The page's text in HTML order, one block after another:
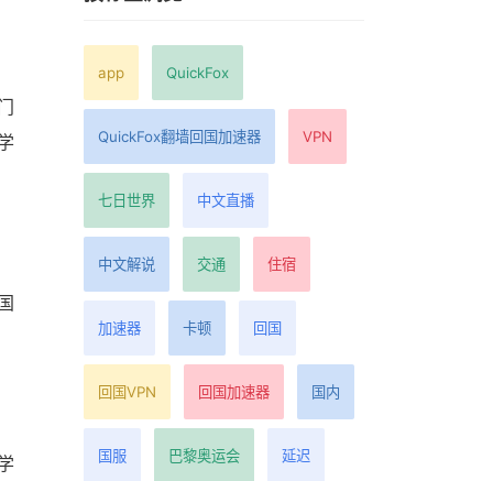
app QuickFox
QuickFox翻墙回国加速器 VPN
七日世界 中文直播
中文解说 交通 住宿
加速器 卡顿 回国
回国VPN 回国加速器 国内
国服 巴黎奥运会 延迟